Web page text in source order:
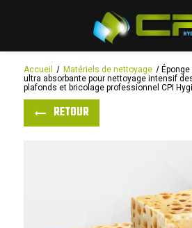
Accueil Matériels de nettoyage
ultra absorbante pour nettoyage intensif
plafonds et bricolage professionnel CPI
RETOUR